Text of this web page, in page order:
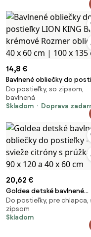
14,8 €
Bavlnené obliečky do
LION KING BF krémové
obliečky: 40 x 60 cm | 100 x
cm
Do postieľky, so zipsom,
bavlnená
Skladom
Doprava
20,62 €
Goldea detské bavlnené
obliečky do postieľky -
citróny s prúžkami 90 x 120
x 60 cm
Do postieľky, pre chlapca,
zipsom
Skladom